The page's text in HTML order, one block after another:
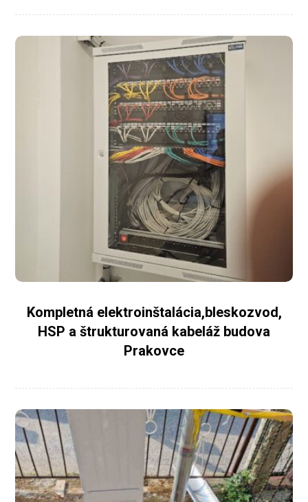
Kompletná elektroinštalácia,bleskozvod,
HSP a štrukturovaná kabeláž budova
Prakovce